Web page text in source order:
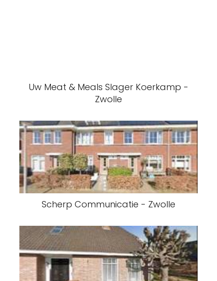
Uw Meat & Meals Slager Koerkamp -
Zwolle
Scherp Communicatie - Zwolle